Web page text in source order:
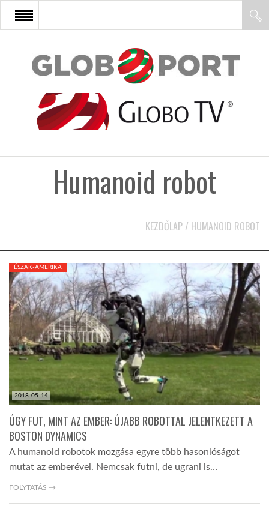
FŐOLDAL
AFRIKA
KÖZEL-KELET
AUSZTRÁLIA
A VILÁG ITTHON
GLOBOTV BP
Humanoid robot
KEZDŐLAP / HUMANOID ROBOT
2018-05-14
ÉSZAK-AMERIKA
ÚGY FUT, MINT AZ EMBER: ÚJABB ROBOTTAL JELENTKEZETT A
BOSTON DYNAMICS
A humanoid robotok mozgása egyre több hasonlóságot
mutat az emberével. Nemcsak futni, de ugrani is…
FOLYTATÁS →